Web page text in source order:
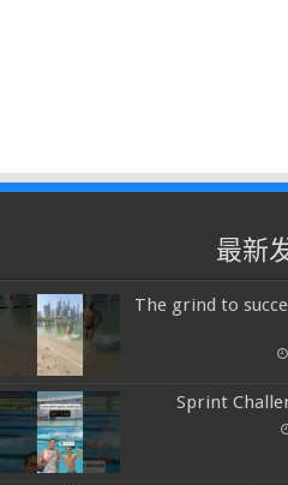
最新
The grind to
Sprint